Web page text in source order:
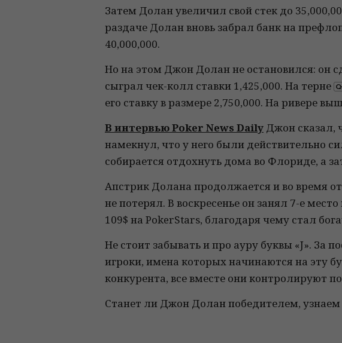
Затем Долан увеличил свой стек до
раздаче Долан вновь забрал банк на
40,000,000.
Но на этом Джон Долан не остановился: он
сыграл чек-колл ставки 1,425,000. На терне
его ставку в размере 2,750,000. На ривере
В интервью Poker News Daily Джон сказал,
намекнул, что у него были действительно
собирается отдохнуть дома во Флориде, а
Апстрик Долана продолжается и во время
не потерял. В воскресенье он занял 7-е
109$ на PokerStars, благодаря чему стал
Не стоит забывать и про ауру буквы «J». За
игроки, имена которых начинаются на эту
конкурента, все вместе они контролируют
Станет ли Джон Долан победителем, узнаем